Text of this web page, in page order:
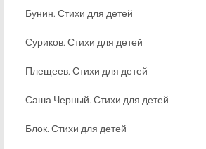
Бунин. Стихи для детей
Суриков. Стихи для детей
Плещеев. Стихи для детей
Саша Черный. Стихи для детей
Блок. Стихи для детей